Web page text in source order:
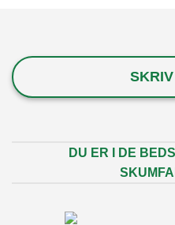
DU ER I DE